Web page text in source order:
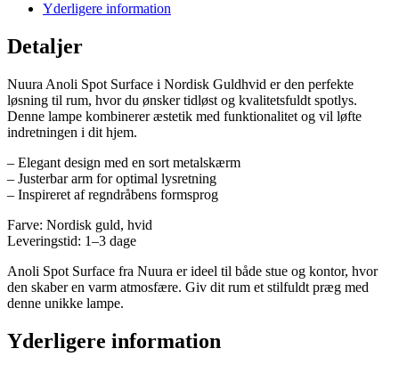
Yderligere information
Detaljer
Nuura Anoli Spot Surface i Nordisk Guldhvid er den perfekte
løsning til rum, hvor du ønsker tidløst og kvalitetsfuldt spotlys.
Denne lampe kombinerer æstetik med funktionalitet og vil løfte
indretningen i dit hjem.
– Elegant design med en sort metalskærm
– Justerbar arm for optimal lysretning
– Inspireret af regndråbens formsprog
Farve: Nordisk guld, hvid
Leveringstid: 1–3 dage
Anoli Spot Surface fra Nuura er ideel til både stue og kontor, hvor
den skaber en varm atmosfære. Giv dit rum et stilfuldt præg med
denne unikke lampe.
Yderligere information